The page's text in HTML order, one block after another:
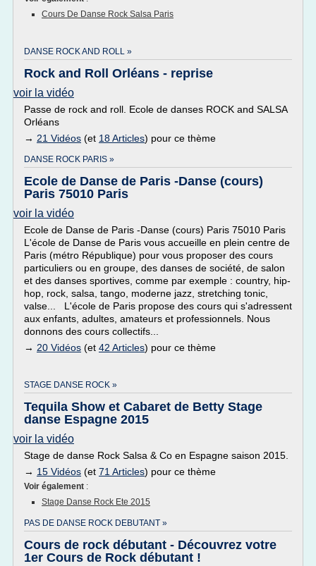
Cours De Danse Rock Salsa Paris
DANSE ROCK AND ROLL »
Rock and Roll Orléans - reprise
voir la vidéo
Passe de rock and roll. Ecole de danses ROCK and SALSA
Orléans
→ 21 Vidéos (et 18 Articles) pour ce thème
DANSE ROCK PARIS »
Ecole de Danse de Paris -Danse (cours)
Paris 75010 Paris
voir la vidéo
Ecole de Danse de Paris -Danse (cours) Paris 75010 Paris
L'école de Danse de Paris vous accueille en plein centre de
Paris (métro République) pour vous proposer des cours
particuliers ou en groupe, des danses de société, de salon
et des danses sportives, comme par exemple : country, hip-
hop, rock, salsa, tango, moderne jazz, stretching tonic,
valse... L'école de Paris propose des cours qui s'adressent
aux enfants, adultes, amateurs et professionnels. Nous
donnons des cours collectifs...
→ 20 Vidéos (et 42 Articles) pour ce thème
STAGE DANSE ROCK »
Tequila Show et Cabaret de Betty Stage
danse Espagne 2015
voir la vidéo
Stage de danse Rock Salsa & Co en Espagne saison 2015.
→ 15 Vidéos (et 71 Articles) pour ce thème
Voir également :
Stage Danse Rock Ete 2015
PAS DE DANSE ROCK DEBUTANT »
Cours de rock débutant - Découvrez votre
1er Cours de Rock débutant !